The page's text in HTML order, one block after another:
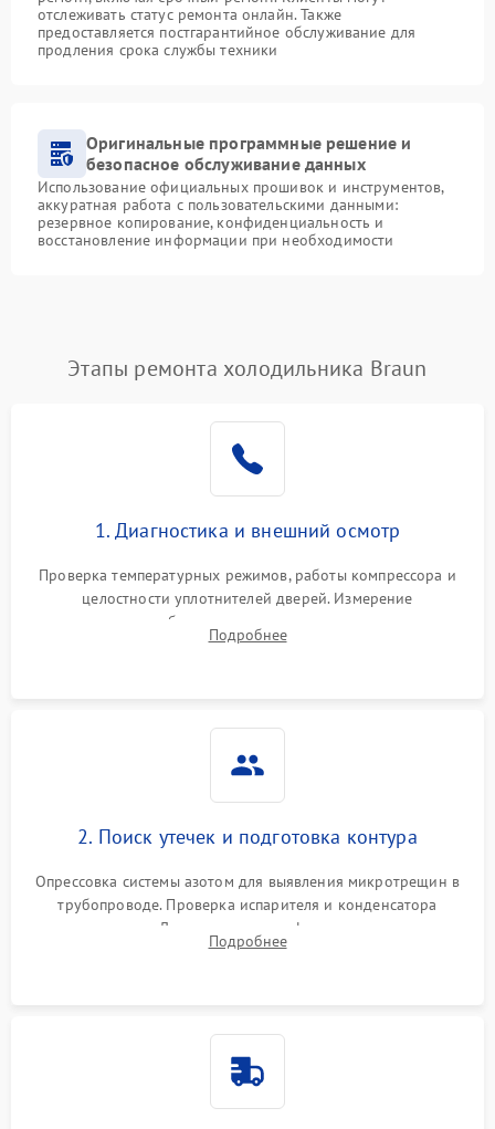
отслеживать статус ремонта онлайн. Также
предоставляется постгарантийное обслуживание для
продления срока службы техники
Оригинальные программные решение и
безопасное обслуживание данных
Использование официальных прошивок и инструментов,
аккуратная работа с пользовательскими данными:
резервное копирование, конфиденциальность и
восстановление информации при необходимости
Этапы ремонта холодильника Braun
1. Диагностика и внешний осмотр
Проверка температурных режимов, работы компрессора и
целостности уплотнителей дверей. Измерение
сопротивления обмоток мотора, проверка термостата и
считывание кодов ошибок с электронного дисплея.
Подробнее
2. Поиск утечек и подготовка контура
Опрессовка системы азотом для выявления микротрещин в
трубопроводе. Проверка испарителя и конденсатора
течеискателем. Демонтаж старого фильтра-осушителя и
продувка капиллярной трубки для устранения засоров.
Подробнее